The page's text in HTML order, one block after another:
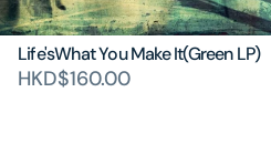
Life'sWhat You Make It(Green LP)
HKD$160.00